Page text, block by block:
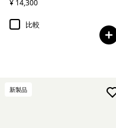
¥ 14,300
比較
新製品